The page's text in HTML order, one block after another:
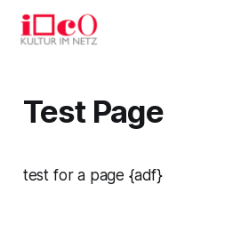
Test Page
test for a page {adf}